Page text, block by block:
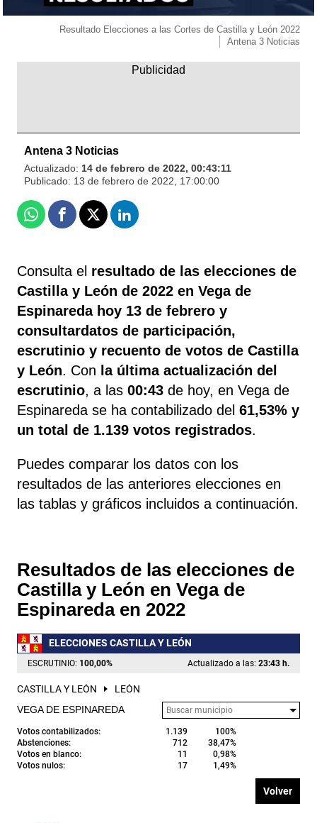
Resultado Elecciones a las Cortes de Castilla y León 2022
Antena 3 Noticias
Antena 3 Noticias
Actualizado: 14 de febrero de 2022, 00:43:11
Publicado: 13 de febrero de 2022, 17:00:00
WhatsappFacebook
X Linkedin
Consulta el resultado de las elecciones de
Castilla y León de 2022 en Vega de
Espinaredahoy 13 de febrero y
consultardatos de participación,
escrutinio y recuento de votos de Castilla
y León. Con la última actualización del
escrutinio, a las 00:43 de hoy, en Vega de
Espinareda se ha contabilizado del 61,53% y
un total de 1.139 votos registrados.
Puedes comparar los datos con los
resultados de las anteriores elecciones en
las tablas y gráficos incluidos a continuación.
Resultados de las elecciones de
Castilla y León en Vega de
Espinareda en 2022
ELECCIONES CASTILLA Y LEÓN
ESCRUTINIO: 100,00% Actualizado a las: 23:43 h.
CASTILLA Y LEÓN
LEÓN
VEGA DE ESPINAREDA
Votos contabilizados: 1.139
100%
Abstenciones:
712
38,47%
Votos en blanco:
11
0,98%
Votos nulos:
17 1,49%
Volver